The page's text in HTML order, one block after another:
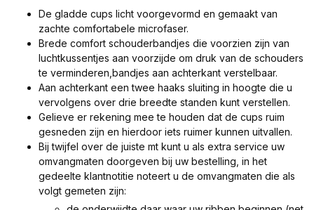
De gladde cups licht voorgevormd en gemaakt van
zachte comfortabele microfaser.
Brede comfort schouderbandjes die voorzien zijn van
luchtkussentjes aan voorzijde om druk van de schouders
te verminderen,bandjes aan achterkant verstelbaar.
Aan achterkant een twee haaks sluiting in hoogte die u
vervolgens over drie breedte standen kunt verstellen.
Gelieve er rekening mee te houden dat de cups ruim
gesneden zijn en hierdoor iets ruimer kunnen uitvallen.
Bij twijfel over de juiste mt kunt u als extra service uw
omvangmaten doorgeven bij uw bestelling, in het
gedeelte klantnotitie noteert u de omvangmaten die als
volgt gemeten zijn: